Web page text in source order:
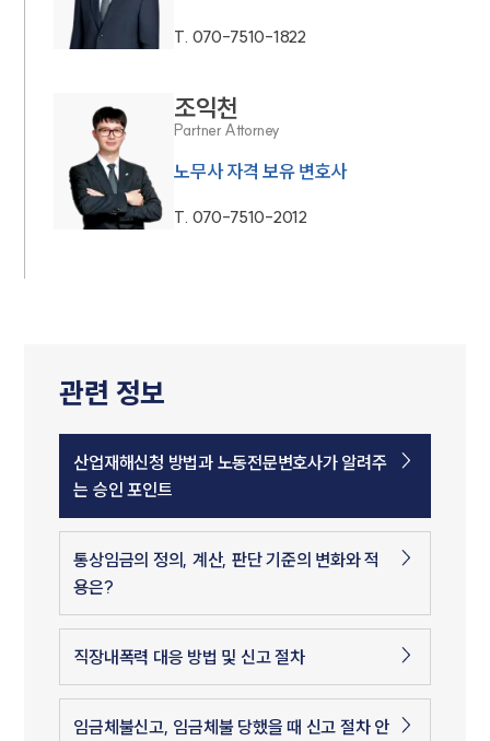
T. 070-7510-1822
조익천
Partner Attorney
노무사 자격 보유 변호사
T. 070-7510-2012
관련 정보
산업재해신청 방법과 노동전문변호사가 알려주
는 승인 포인트
통상임금의 정의, 계산, 판단 기준의 변화와 적
용은?
직장내폭력 대응 방법 및 신고 절차
임금체불신고, 임금체불 당했을 때 신고 절차 안